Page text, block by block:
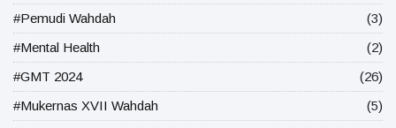
#Pemudi Wahdah
(3)
#Mental Health
(2)
#GMT 2024
(26)
#Mukernas XVII Wahdah
(5)